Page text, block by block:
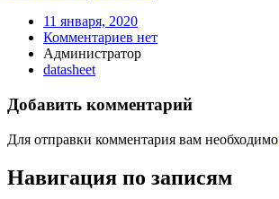
11 января, 2020
Комментариев нет
Администратор
datasheet
Добавить комментарий
Для отправки комментария вам необходимо
Навигация по записям